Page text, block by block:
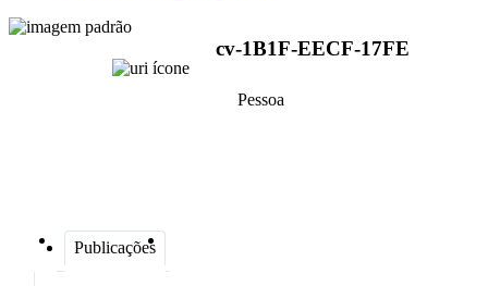
cv-1B1F-EECF-17FE
Pessoa
Publicações